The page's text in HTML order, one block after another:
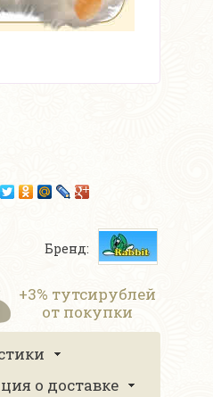
Бренд:
+3% тутсирублей
от покупки
о доставке